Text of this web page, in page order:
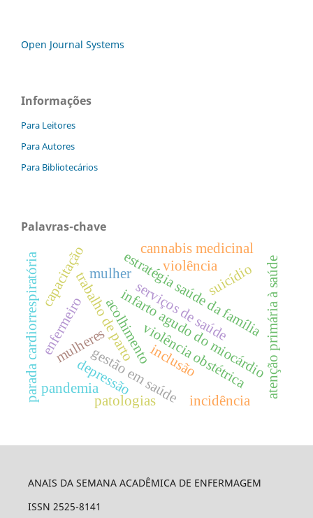
Open Journal Systems
Informações
Para Leitores
Para Autores
Para Bibliotecários
Palavras-chave
acolhimento
infarto agudo do miocárdio
trabalho de parto
mulheres
capacitação
serviços de saúde
estratégia saúde da famíliaatenção primária à saúde
gestão em saúdeviolência obstétrica
cannabis medicinal
suicídio
enfermeiro
depressão
patologias
inclusão
parada cardiorrespiratória violência
incidência
pandemia
mulher
ANAIS DA SEMANA ACADÊMICA DE ENFERMAGEM
ISSN 2525-8141